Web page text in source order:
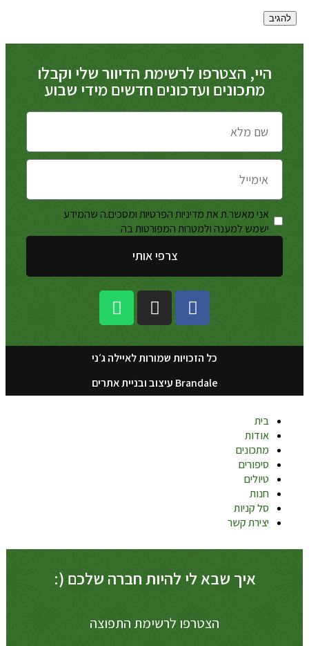
היי, הצטרפו לרשימת הדיוור שלי וקבלו
מתכונים ועדכונים חדשים מידי שבוע
אני מאשר.ת את מדיניות הפרטיות ומסכים.ה שהמידע
ישמש למענה ולמטרות המפורטות בה
צרפי אותי
כל הזכויות שמורות לאיילה ג׳ני
Brandale עיצוב ובניית אתרים
בית
אודות
מתכונים
סיפורים
טיולים
חנות
סל קניות
יצירת קשר
איך שבא לי להיות חברה שלכם (:
הצטרפו לרשימת התפוצה